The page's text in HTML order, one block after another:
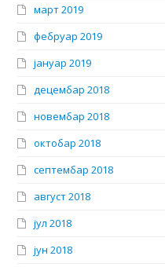
март 2019
фебруар 2019
јануар 2019
децембар 2018
новембар 2018
октобар 2018
септембар 2018
август 2018
јул 2018
јун 2018